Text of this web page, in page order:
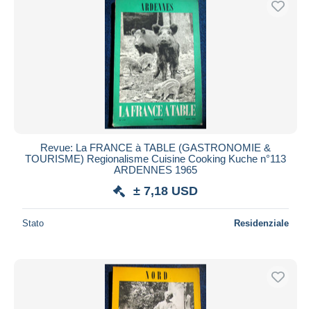
Revue: La FRANCE à TABLE (GASTRONOMIE &
TOURISME) Regionalisme Cuisine Cooking Kuche n°113
ARDENNES 1965
± 7,18 USD
Stato Residenziale